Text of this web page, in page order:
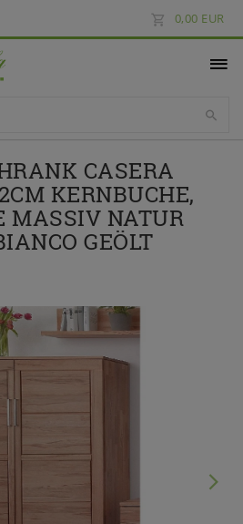
0,00 EUR
CASERA
KERNBUCHE,
MASSIV NATUR
GEÖLT